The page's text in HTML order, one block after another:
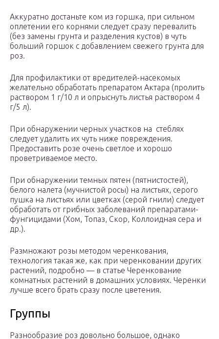
Аккуратно достаньте ком из горшка, при сильном
оплетении его корнями следует сразу перевалить
(без замены грунта и разделения кустов) в чуть
больший горшок с добавлением свежего грунта для
роз.
Для профилактики от вредителей-насекомых
желательно обработать препаратом Актара (пролить
раствором 1 г/10 л и опрыснуть листья раствором 4
г/5 л).
При обнаружении черных участков на стеблях
следует удалить их чуть ниже повреждения.
Предоставить розе очень светлое и хорошо
проветриваемое место.
При обнаружении темных пятен (пятнистостей),
белого налета (мучнистой росы) на листьях, серого
пушка на листьях или цветках (серой гнили) следует
обработать от грибных заболеваний препаратами-
фунгицидами (Хом, Топаз, Скор, Коллоидная сера и
др.).
Размножают розы методом черенкования,
технология такая же, как при черенковании других
растений, подробно — в статье Черенкование
комнатных растений в домашних условиях. Черенки
лучше всего брать сразу после цветения.
Группы
Разнообразие роз довольно большое, однако